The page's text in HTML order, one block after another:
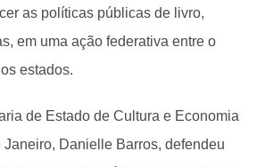
as políticas públicas de livro,
em uma ação federativa entre o
estados.
de Estado de Cultura e Economia
Danielle Barros, defendeu